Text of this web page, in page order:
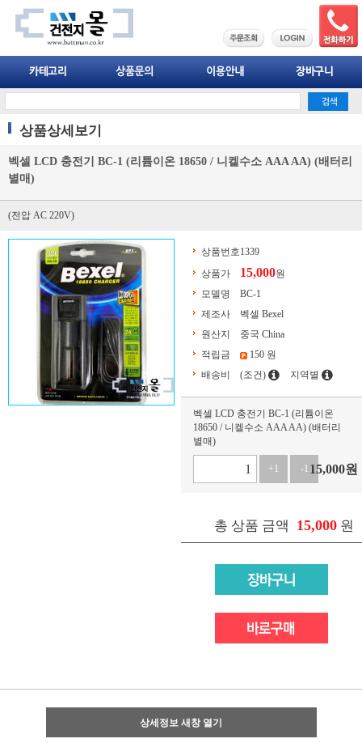
상품상세보기
벡셀 LCD 충전기 BC-1 (리튬이온 18650 / 니켈수소 AAA AA) (배터리
별매)
(전압 AC 220V)
상품번호1339
상품가
15,000원
모델명
BC-1
제조사
벡셀 Bexel
원산지
중국 China
적립금
150 원
배송비
(조건) 지역별
벡셀 LCD 충전기 BC-1 (리튬이온
18650 / 니켈수소 AAA AA) (배터리
별매)
+1 -1 15,000원
총 상품 금액 15,000 원
상세정보 새창 열기